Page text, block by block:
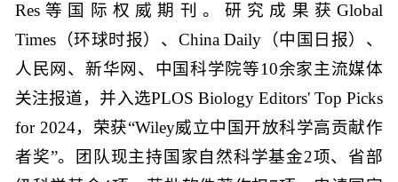
Res等国际权威期刊。研究成果获Global
Times（环球时报）、China Daily（中国日报）、
人民网、新华网、中国科学院等10余家主流媒体
关注报道，并入选PLOS Biology Editors' Top Picks
for 2024，荣获“Wiley威立中国开放科学高贡献作
者奖”。团队现主持国家自然科学基金2项、省部